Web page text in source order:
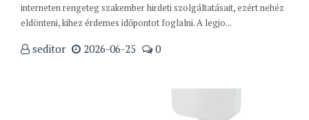
interneten rengeteg szakember hirdeti szolgáltatásait, ezért nehéz
eldönteni, kihez érdemes időpontot foglalni. A legjo...
seditor 2026-06-25 0